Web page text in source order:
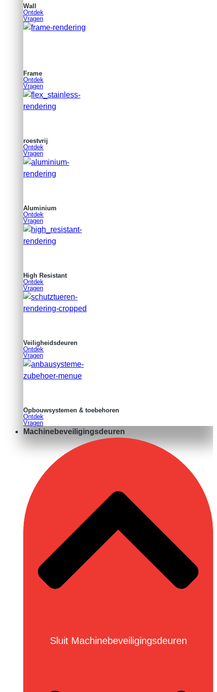
Wall
Ontdek
Vragen
Frame
Ontdek
Vragen
roestvrij
Ontdek
Vragen
Aluminium
Ontdek
Vragen
High Resistant
Ontdek
Vragen
Veiligheidsdeuren
Ontdek
Vragen
Opbouwsystemen & toebehoren
Ontdek
Vragen
Machinebeveiligingsdeuren
Sluit Machinebeveiligingsdeuren